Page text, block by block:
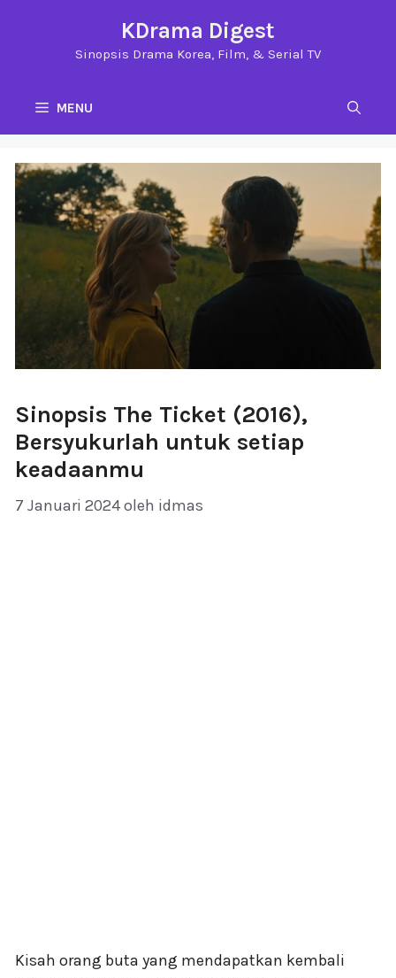
KDrama Digest
Sinopsis Drama Korea, Film, & Serial TV
MENU
Sinopsis The Ticket (2016),
Bersyukurlah untuk setiap
keadaanmu
7 Januari 2024oleh idmas
Kisah orang buta yang mendapatkan kembali